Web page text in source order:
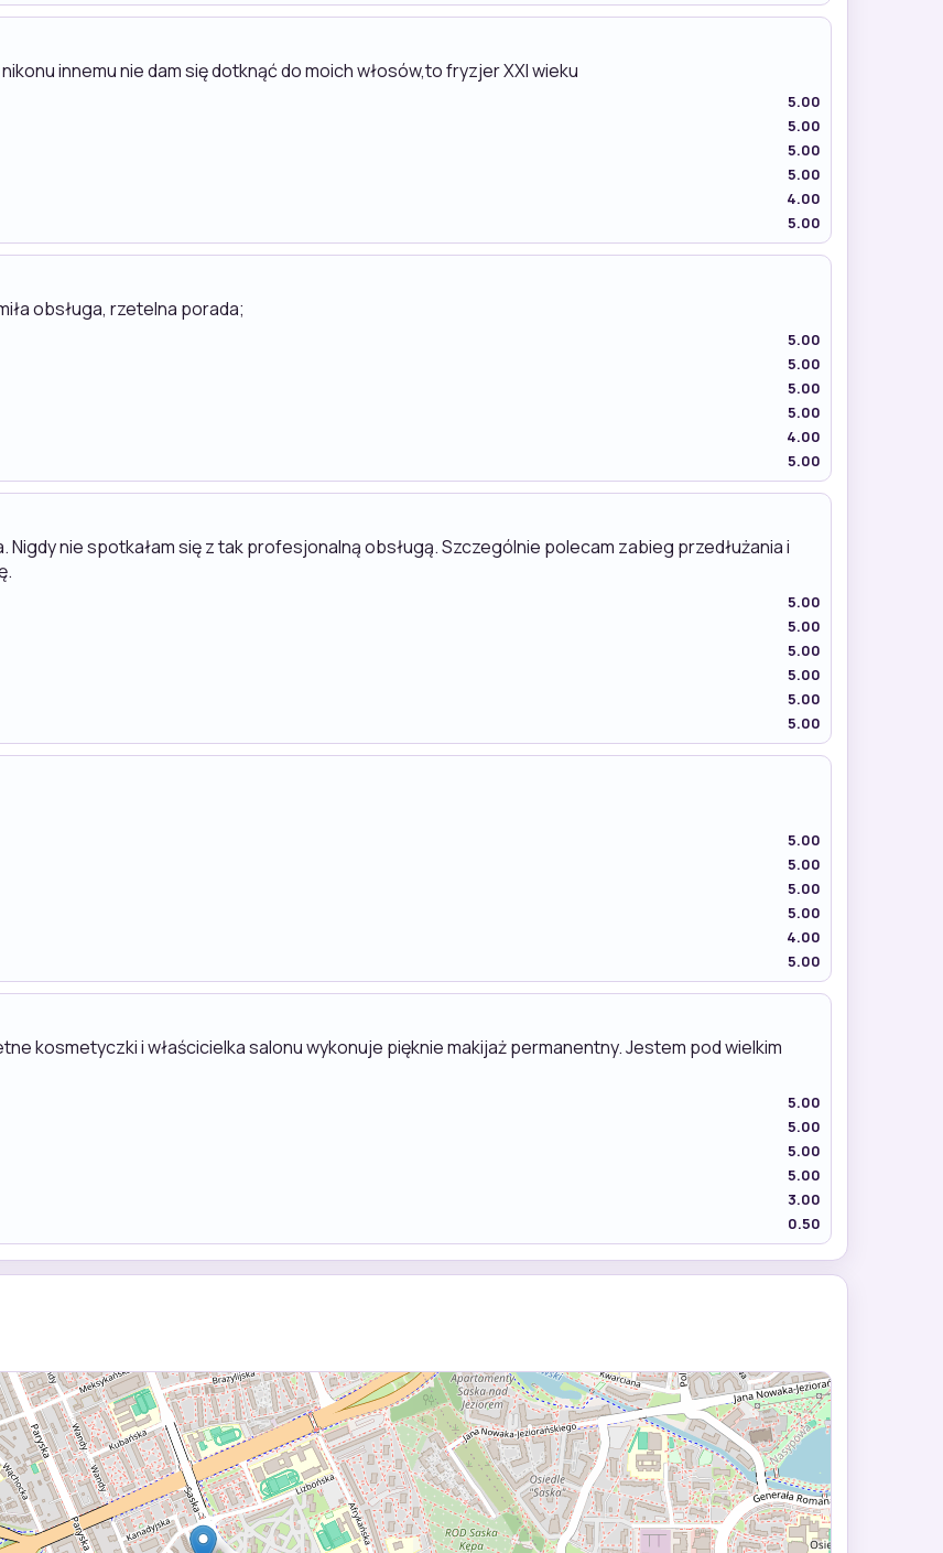
innemu nie dam się dotknąć do moich włosów,to fryzjer XXI wieku
5.00
5.00
5.00
5.00
4.00
5.00
obsługa, rzetelna porada;
5.00
5.00
5.00
5.00
4.00
5.00
nie spotkałam się z tak profesjonalną obsługą. Szczególnie polecam zabieg przedłużania i
5.00
5.00
5.00
5.00
5.00
5.00
5.00
5.00
5.00
5.00
4.00
5.00
kosmetyczki i właścicielka salonu wykonuje pięknie makijaż permanentny. Jestem pod wielkim
5.00
5.00
5.00
5.00
3.00
0.50